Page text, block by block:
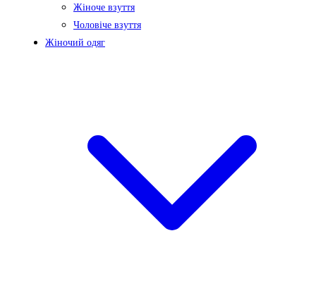
Жіноче взуття
Чоловіче взуття
Жіночий одяг